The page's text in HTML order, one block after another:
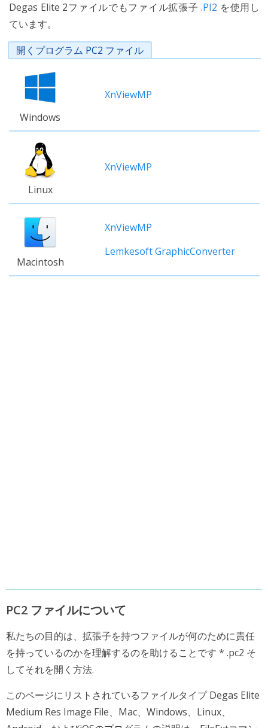
Degas Elite 2ファイルでもファイル拡張子.PI2 を使用し
ています。
開くプログラム PC2 ファイル
Windows
XnViewMP
Linux
XnViewMP
Macintosh
XnViewMP
Lemkesoft GraphicConverter
PC2 ファイルについて
私たちの目的は、拡張子を持つファイルが何のために責任
を持っているのかを理解するのを助けることです * .pc2 そ
してそれを開く方法.
このページにリストされているファイルタイプ Degas Elite
Medium Res Image File、Mac、Windows、Linux、